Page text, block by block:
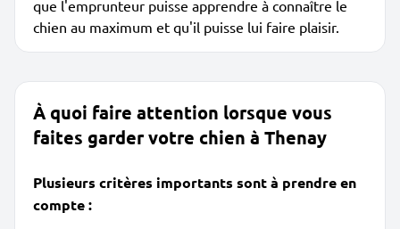
que l'emprunteur puisse apprendre à connaître le
chien au maximum et qu'il puisse lui faire plaisir.
À quoi faire attention lorsque vous
faites garder votre chien à Thenay
Plusieurs critères importants sont à prendre en
compte :